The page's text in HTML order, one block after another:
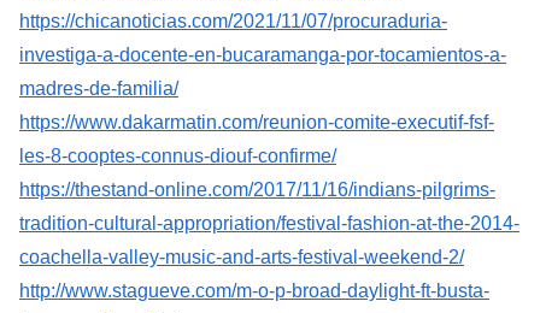
https://chicanoticias.com/2021/11/07/procuraduria-
investiga-a-docente-en-bucaramanga-por-tocamientos-a-
madres-de-familia/
https://www.dakarmatin.com/reunion-comite-executif-fsf-
les-8-cooptes-connus-diouf-confirme/
https://thestand-online.com/2017/11/16/indians-pilgrims-
tradition-cultural-appropriation/festival-fashion-at-the-2014-
coachella-valley-music-and-arts-festival-weekend-2/
http://www.stagueve.com/m-o-p-broad-daylight-ft-busta-